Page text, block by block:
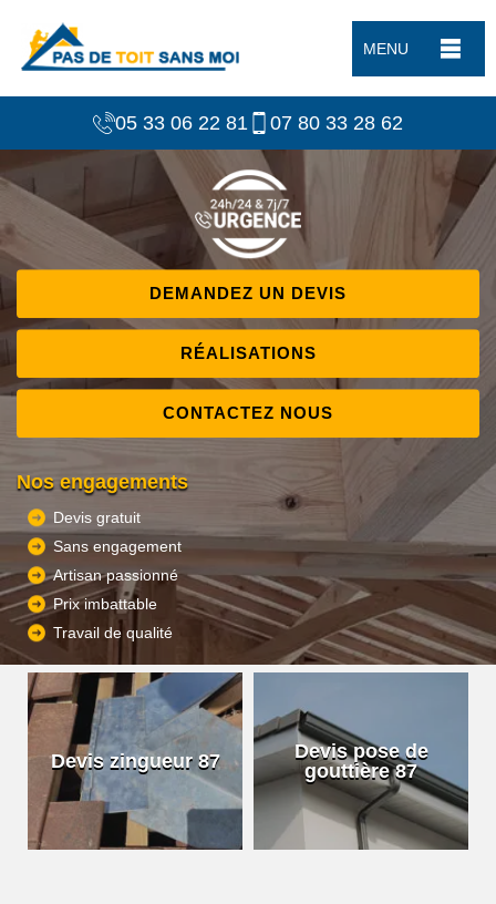
MENU
05 33 06 22 81 07 80 33 28 62
DEMANDEZ UN DEVIS
RÉALISATIONS
CONTACTEZ NOUS
Nos engagements
Devis gratuit
Sans engagement
Artisan passionné
Prix imbattable
Travail de qualité
Devis zingueur 87
Devis pose de
gouttière 87